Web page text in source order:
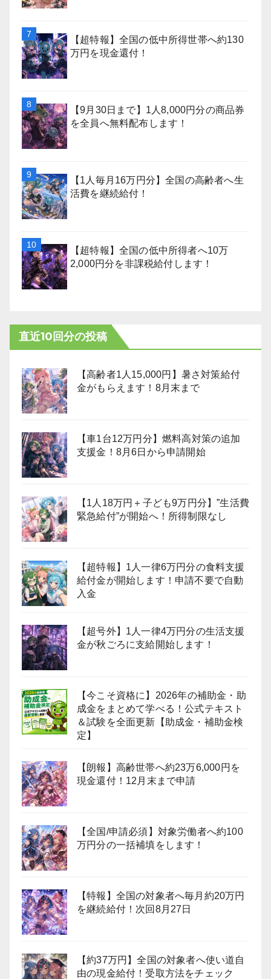
【超特報】全国の低中所得世帯へ約130
万円を現金還付！
【9月30日まで】1人8,000円分の商品券
を全員へ無料配布します！
【1人毎月16万円分】全国の高齢者へ生
活費を継続給付！
【超特報】全国の低中所得者へ10万
2,000円分を非課税給付します！
直近10回分の投稿
【高齢者1人15,000円】暑さ対策給付
金がもらえます！8月末まで
【車1台12万円分】燃料高対策の追加
支援金！8月6日から申請開始
【1人18万円＋子ども9万円分】”生活費
緊急給付”が開始へ！所得制限なし
【超特報】1人一律6万円分の食料支援
給付金が開始します！申請不要で自動
入金
【超号外】1人一律4万円分の生活支援
金が秋ごろに支給開始します！
【今こそ資格に】2026年の補助金・助
成金をまとめて学べる！公式テキスト
＆試験を全面更新【助成金・補助金検
定】
【朗報】高齢世帯へ約23万6,000円を
現金還付！12月末まで申請
【全国/申請必須】対象労働者へ約100
万円分の一括補填をします！
【特報】全国の対象者へ毎月約20万円
を継続給付！次回8月27日
【約37万円】全国の対象者へ使い道自
由の現金給付！受取方法をチェック